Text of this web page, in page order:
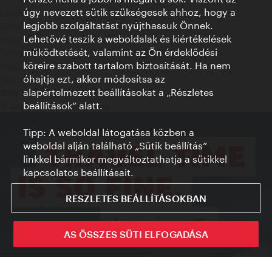
Kapcsolat
Credits
Adatvédelmi nyilatkozat
Terms of Use
Megközelíthetőség
Sajtókapcsolat
Sütik beállítása
© Copyright WienTourismus
úgy nevezett sütik szükségesek ahhoz, hogy a
legjobb szolgáltatást nyújthassuk Önnek.
Lehetővé teszik a weboldalak és kiértékelések
működtetését, valamint az Ön érdeklődési
köreire szabott tartalom biztosítását. Ha nem
óhajtja ezt, akkor módosítsa az
alapértelmezett beállításokat a „Részletes
beállítások“ alatt.
Tipp: A weboldal látogatása közben a
weboldal alján található „Sütik beállítás”
linkkel bármikor megváltoztathatja a sütikkel
kapcsolatos beállításait.
RESZLETES BEÁLLÍTÁSOKBAN
AS ÖSSZES SÜTI ELFOGADÁSA